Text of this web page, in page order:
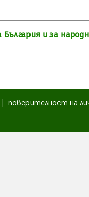
и за
поверителност на